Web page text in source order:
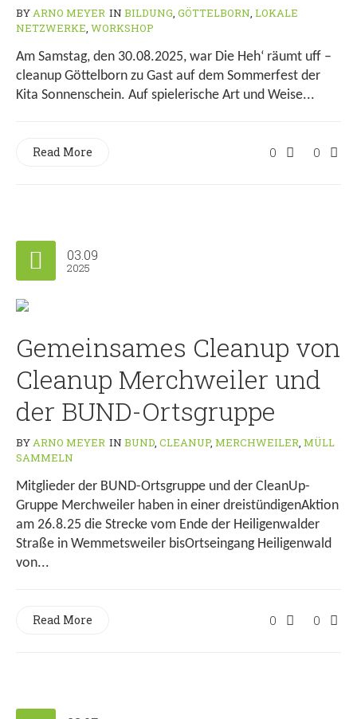
BYARNO MEYER IN BILDUNG, GÖTTELBORN, LOKALE
NETZWERKE, WORKSHOP
Am Samstag, den 30.08.2025, war Die Heh‘ räumt uff –
cleanup Göttelborn zu Gast auf dem Sommerfest der
Kita Sonnenschein. Auf spielerische Art und Weise...
0 0
Read More
03.09
2025
Gemeinsames Cleanup von
Cleanup Merchweiler und
der BUND-Ortsgruppe
BYARNO MEYER IN BUND, CLEANUP, MERCHWEILER, MÜLL
SAMMELN
Mitglieder der BUND-Ortsgruppe und der CleanUp-
Gruppe Merchweiler haben in einer dreistündigenAktion
am 26.8.25 die Strecke vom Ende der Heiligenwalder
Straße in Wemmetsweiler bisOrtseingang Heiligenwald
von...
0 0
Read More